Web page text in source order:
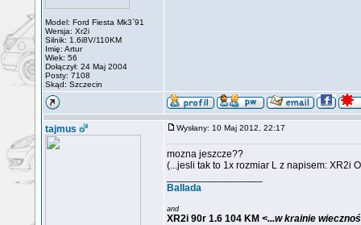
Model: Ford Fiesta Mk3`91
Wersja: Xr2i
Silnik: 1.6i8V/110KM
Imię: Artur
Wiek: 56
Dołączył: 24 Maj 2004
Posty: 7108
Skąd: Szczecin
tajmus Wysłany: 10 Maj 2012, 22:17
mozna jeszcze??
(...jesli tak to 1x rozmiar L z napisem: XR2i
Ballada
and
XR2i 90r 1.6 104 KM <...w krainie